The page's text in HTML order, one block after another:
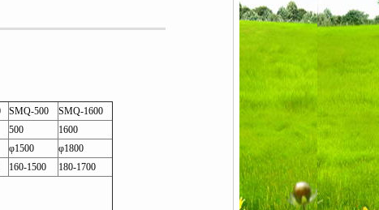
SMQ-500
SMQ-1600
500
1600
φ1500
φ1800
160-1500
180-1700